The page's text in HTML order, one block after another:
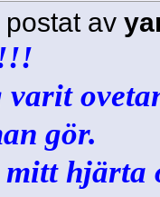
av
gör.
hjärta